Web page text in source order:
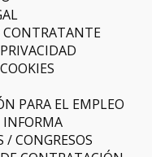
CONTRATANTE
PARA EL EMPLEO
INFORMA
/ CONGRESOS